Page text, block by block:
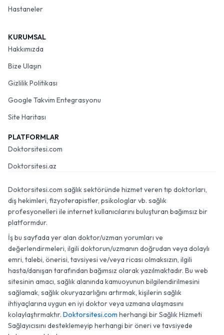
Hastaneler
KURUMSAL
Hakkımızda
Bize Ulaşın
Gizlilik Politikası
Google Takvim Entegrasyonu
Site Haritası
PLATFORMLAR
Doktorsitesi.com
Doktorsitesi.az
Doktorsitesi.com sağlık sektöründe hizmet veren tıp doktorları,
diş hekimleri, fizyoterapistler, psikologlar vb. sağlık
profesyonelleri ile internet kullanıcılarını buluşturan bağımsız bir
platformdur.
İş bu sayfada yer alan doktor/uzman yorumları ve
değerlendirmeleri, ilgili doktorun/uzmanın doğrudan veya dolaylı
emri, talebi, önerisi, tavsiyesi ve/veya ricası olmaksızın, ilgili
hasta/danışan tarafından bağımsız olarak yazılmaktadır. Bu web
sitesinin amacı, sağlık alanında kamuoyunun bilgilendirilmesini
sağlamak, sağlık okuryazarlığını artırmak, kişilerin sağlık
ihtiyaçlarına uygun en iyi doktor veya uzmana ulaşmasını
kolaylaştırmaktır. Doktorsitesi.com herhangi bir Sağlık Hizmeti
Sağlayıcısını desteklemeyip herhangi bir öneri ve tavsiyede